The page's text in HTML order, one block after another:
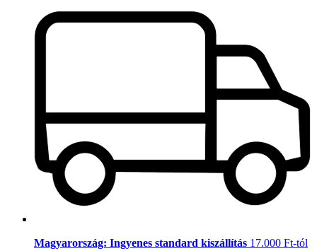
Magyarország: Ingyenes standard kiszállítás 17.000 Ft-tól